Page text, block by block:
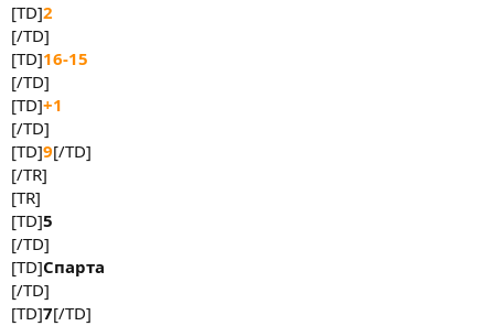
[TD]2
[/TD]
[TD]16-15
[/TD]
[TD]+1
[/TD]
[TD]9[/TD]
[/TR]
[TR]
[TD]5
[/TD]
[TD]Спарта
[/TD]
[TD]7[/TD]